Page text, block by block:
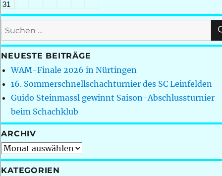
31
Suchen
nach:
NEUESTE BEITRÄGE
WAM-Finale 2026 in Nürtingen
16. Sommerschnellschachturnier des SC Leinfelden
Guido Steinmassl gewinnt Saison-Abschlussturnier
beim Schachklub
ARCHIV
Archiv
KATEGORIEN